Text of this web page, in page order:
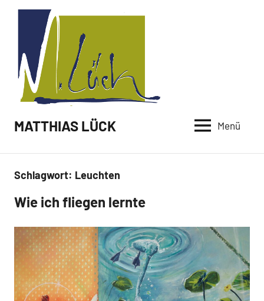
MATTHIAS LÜCK Menü
Schlagwort: Leuchten
ArbeitenMalerei / Neuigkeiten
Wie ich fliegen lernte